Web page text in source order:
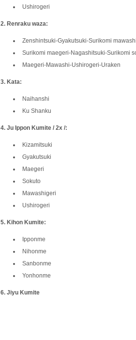
Ushirogeri
2. Renraku waza:
Zenshintsuki-Gyakutsuki-Surikomi
Surikomi maegeri-Nagashitsuki-Surikomi
Maegeri-Mawashi-Ushirogeri-Uraken
3. Kata:
Naihanshi
Ku Shanku
4. Ju Ippon Kumite / 2x /:
Kizamitsuki
Gyakutsuki
Maegeri
Sokuto
Mawashigeri
Ushirogeri
5. Kihon Kumite:
Ipponme
Nihonme
Sanbonme
Yonhonme
6. Jiyu Kumite